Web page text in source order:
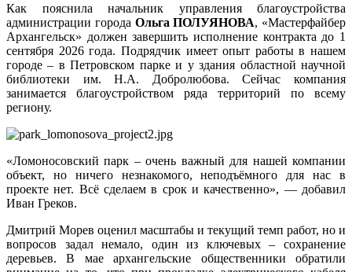
Как пояснила начальник управления благоустройства
администрации города Ольга ПОЛУЯНОВА, «Мастерфайбер
Архангельск» должен завершить исполнение контракта до 1
сентября 2026 года. Подрядчик имеет опыт работы в нашем
городе – в Петровском парке и у здания областной научной
библиотеки им. Н.А. Добролюбова. Сейчас компания
занимается благоустройством ряда территорий по всему
региону.
«Ломоносовский парк – очень важный для нашей компании
объект, но ничего незнакомого, неподъёмного для нас в
проекте нет. Всё сделаем в срок и качественно», — добавил
Иван Греков.
Дмитрий Морев оценил масштабы и текущий темп работ, но и
вопросов задал немало, один из ключевых – сохранение
деревьев. В мае архангельские общественники обратили